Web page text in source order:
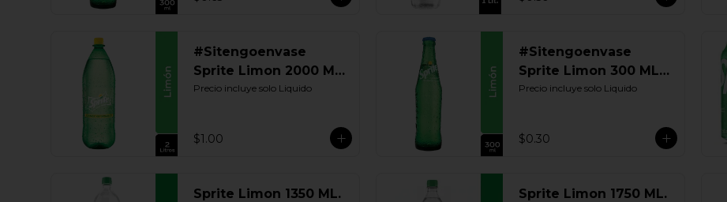
#Sitengoenvase
Sprite Limon 2000 ML.
Retornable
Precio incluye solo Liquido
$1.00
#Sitengoenvase
Sprite Limon 300 ML.
Retornable
Precio incluye solo Liquido
$0.30
Sprite Limon 1350 ML. Sprite Limon 1750 ML.